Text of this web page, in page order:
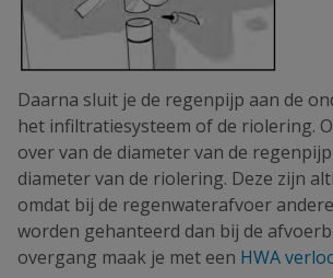
Daarna sluit je de regenpijp aan de
het infiltratiesysteem of de riolering.
over van de diameter van de
diameter van de riolering. Deze zijn
omdat bij de regenwaterafvoer
worden gehanteerd dan bij de
overgang maak je met een HWA